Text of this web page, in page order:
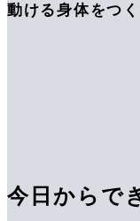
動ける身体をつ
今日からで